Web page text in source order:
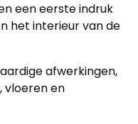
een eerste indruk
het interieur van de
afwerkingen,
vloeren en